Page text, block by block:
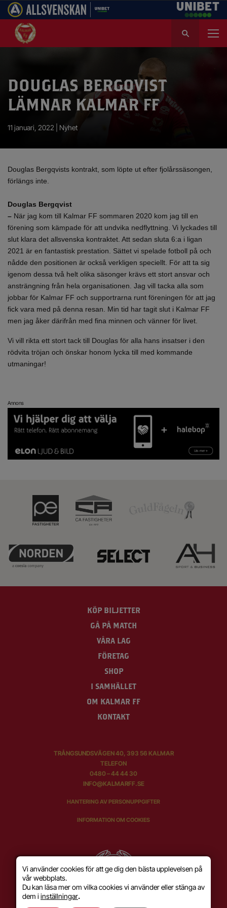
k
DOUGLAS BERGQVIST
LÄMNAR KALMAR FF
11 januari, 2022 | Nyhet
Douglas Bergqvists kontrakt, som löpte ut efter fjolårssäsongen,
förlängs inte.
Douglas Bergqvist
– När jag kom till Kalmar FF sommaren 2020 kom jag till en
förening som kämpade för att undvika nedflyttning. Vi lyckades till
slut klara det allsvenska kontraktet. Att sedan sluta 6:a i ligan
2021 är en fantastisk prestation. Sättet vi spelade fotboll på och
nådde den positionen är också verkligen speciellt. För att ta sig
igenom dessa två helt olika säsonger krävs ett stort ansvar och
ansträngning från hela organisationen. Jag vill tacka alla som
jobbar för Kalmar FF och supportrarna runt föreningen för att jag
fick vara med på denna resan. Min tid har tagit slut i Kalmar FF
men jag åker därifrån med fina minnen och vänner för livet.
Vi vill rikta ett stort tack till Douglas för alla hans insatser i den
rödvita tröjan och önskar honom lycka till med kommande
utmaningar!
Annons
KÖP BILJETTER
GÅ PÅ MATCH
VÅRA LAG
FÖRETAG
SHOP
I SAMHÄLLET
OM KALMAR FF
KONTAKT
TRÅNGSUNDSVÄGEN 40, 393 56 KALMAR
TELEFON
0480 – 44 44 30
INFO@KALMARFF.SE
HANTERING AV PERSONUPPGIFTER
INFORMATION OM COOKIES
Vi använder cookies för att ge dig den bästa upplevelsen på
vår webbplats.
Du kan läsa mer om vilka cookies vi använder eller stänga av
dem i inställningar.